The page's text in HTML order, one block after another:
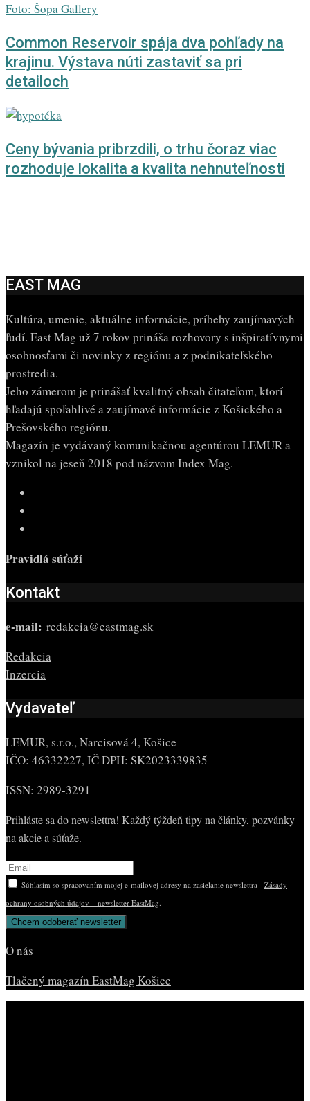
Common Reservoir spája dva pohľady na
krajinu. Výstava núti zastaviť sa pri
detailoch
Ceny bývania pribrzdili, o trhu čoraz viac
rozhoduje lokalita a kvalita nehnuteľnosti
EAST MAG
Kultúra, umenie, aktuálne informácie, príbehy zaujímavých
ľudí. East Mag už 7 rokov prináša rozhovory s inšpiratívnymi
osobnosťami či novinky z regiónu a z podnikateľského
prostredia.
Jeho zámerom je prinášať kvalitný obsah čitateľom, ktorí
hľadajú spoľahlivé a zaujímavé informácie z Košického a
Prešovského regiónu.
Magazín je vydávaný komunikačnou agentúrou LEMUR a
vznikol na jeseň 2018 pod názvom Index Mag.
Pravidlá súťaží
Kontakt
e-mail: redakcia@eastmag.sk
Redakcia
Inzercia
Vydavateľ
LEMUR, s.r.o., Narcisová 4, Košice
IČO: 46332227, IČ DPH: SK2023339835
ISSN: 2989-3291
Prihláste sa do newslettra! Každý týždeň tipy na články, pozvánky
na akcie a súťaže.
Súhlasím so spracovaním mojej e-mailovej adresy na zasielanie newslettra - Zásady
ochrany osobných údajov – newsletter EastMag.
O nás
Tlačený magazín EastMag Košice